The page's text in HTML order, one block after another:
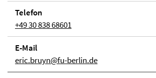
Telefon
+49 30 838 68601
E-Mail
eric.bruyn@fu-berlin.de